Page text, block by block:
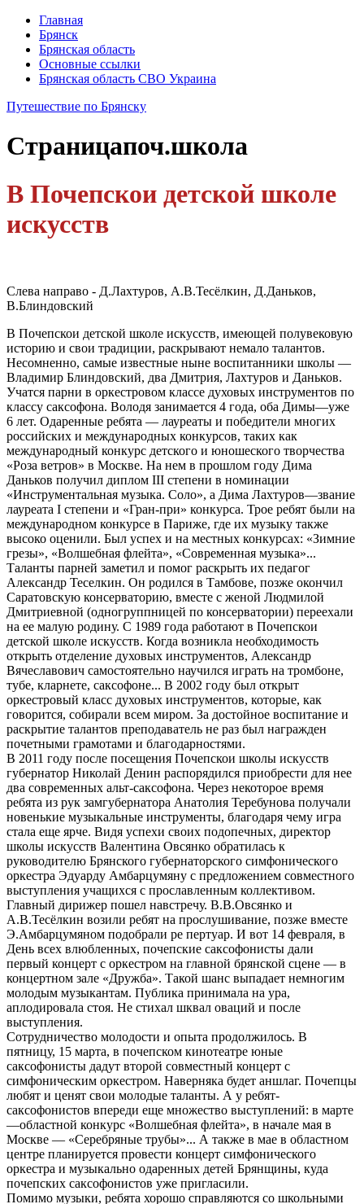
Главная
Брянск
Брянская область
Основные ссылки
Брянская область СВО Украина
Путешествие по Брянску
Страницапоч.школа
В Почепскои детской школе
искусств
Слева направо - Д.Лахтуров, А.В.Тесёлкин, Д.Даньков,
В.Блиндовский
В Почепскои детской школе искусств, имеющей полувековую
историю и свои традиции, раскрывают немало талантов.
Несомненно, самые известные ныне воспитанники школы —
Владимир Блиндовский, два Дмитрия, Лахтуров и Даньков.
Учатся парни в оркестровом классе духовых инструментов по
классу саксофона. Володя занимается 4 года, оба Димы—уже
6 лет. Одаренные ребята — лауреаты и победители многих
российских и международных конкурсов, таких как
международный конкурс детского и юношеского творчества
«Роза ветров» в Москве. На нем в прошлом году Дима
Даньков получил диплом III степени в номинации
«Инструментальная музыка. Соло», а Дима Лахтуров—звание
лауреата I степени и «Гран-при» конкурса. Трое ребят были на
международном конкурсе в Париже, где их музыку также
высоко оценили. Был успех и на местных конкурсах: «Зимние
грезы», «Волшебная флейта», «Современная музыка»...
Таланты парней заметил и помог раскрыть их педагог
Александр Теселкин. Он родился в Тамбове, позже окончил
Саратовскую консерваторию, вместе с женой Людмилой
Дмитриевной (одногруппницей по консерватории) переехали
на ее малую родину. С 1989 года работают в Почепскои
детской школе искусств. Когда возникла необходимость
открыть отделение духовых инструментов, Александр
Вячеславович самостоятельно научился играть на тромбоне,
тубе, кларнете, саксофоне... В 2002 году был открыт
оркестровый класс духовых инструментов, которые, как
говорится, собирали всем миром. За достойное воспитание и
раскрытие талантов преподаватель не раз был награжден
почетными грамотами и благодарностями.
В 2011 году после посещения Почепскои школы искусств
губернатор Николай Денин распорядился приобрести для нее
два современных альт-саксофона. Через некоторое время
ребята из рук замгубернатора Анатолия Теребунова получали
новенькие музыкальные инструменты, благодаря чему игра
стала еще ярче. Видя успехи своих подопечных, директор
школы искусств Валентина Овсянко обратилась к
руководителю Брянского губернаторского симфонического
оркестра Эдуарду Амбарцумяну с предложением совместного
выступления учащихся с прославленным коллективом.
Главный дирижер пошел навстречу. В.В.Овсянко и
А.В.Тесёлкин возили ребят на прослушивание, позже вместе
Э.Амбарцумяном подобрали ре пертуар. И вот 14 февраля, в
День всех влюбленных, почепские саксофонисты дали
первый концерт с оркестром на главной брянской сцене — в
концертном зале «Дружба». Такой шанс выпадает немногим
молодым музыкантам. Публика принимала на ура,
аплодировала стоя. Не стихал шквал оваций и после
выступления.
Сотрудничество молодости и опыта продолжилось. В
пятницу, 15 марта, в почепском кинотеатре юные
саксофонисты дадут второй совместный концерт с
симфоническим оркестром. Наверняка будет аншлаг. Почепцы
любят и ценят свои молодые таланты. А у ребят-
саксофонистов впереди еще множество выступлений: в марте
—областной конкурс «Волшебная флейта», в начале мая в
Москве — «Серебряные трубы»... А также в мае в областном
центре планируется провести концерт симфонического
оркестра и музыкально одаренных детей Брянщины, куда
почепских саксофонистов уже пригласили.
Помимо музыки, ребята хорошо справляются со школьными